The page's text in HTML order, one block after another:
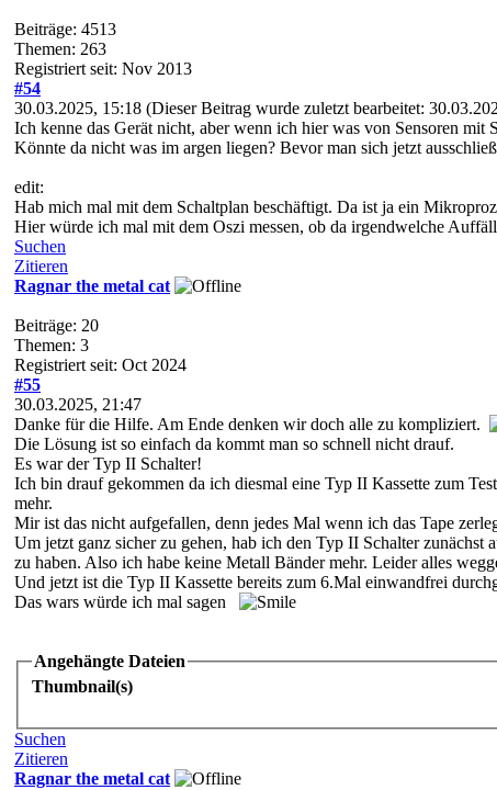
Beiträge: 4513
Themen: 263
Registriert seit: Nov 2013
#54
30.03.2025, 15:18 (Dieser Beitrag wurde zuletzt bearbeitet:
Ich kenne das Gerät nicht, aber wenn ich hier was von Sensoren
Könnte da nicht was im argen liegen? Bevor man sich jetzt
edit:
Hab mich mal mit dem Schaltplan beschäftigt. Da ist ja ein
Hier würde ich mal mit dem Oszi messen, ob da irgendwelche
Suchen
Zitieren
Ragnar the metal cat
Beiträge: 20
Themen: 3
Registriert seit: Oct 2024
#55
30.03.2025, 21:47
Danke für die Hilfe. Am Ende denken wir doch alle zu kompliziert.
Die Lösung ist so einfach da kommt man so schnell nicht drauf.
Es war der Typ II Schalter!
Ich bin drauf gekommen da ich diesmal eine Typ II Kassette zum
mehr.
Mir ist das nicht aufgefallen, denn jedes Mal wenn ich das Tape
Um jetzt ganz sicher zu gehen, hab ich den Typ II Schalter zunächst
zu haben. Also ich habe keine Metall Bänder mehr. Leider alles
Und jetzt ist die Typ II Kassette bereits zum 6.Mal einwandfrei
Das wars würde ich mal sagen
Angehängte Dateien
Thumbnail(s)
Suchen
Zitieren
Ragnar the metal cat